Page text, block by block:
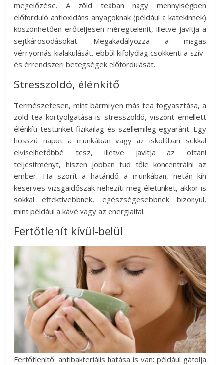
megelőzése. A zöld teában nagy mennyiségben
előforduló antioxidáns anyagoknak (például a katekinnek)
köszönhetően erőteljesen méregtelenít, illetve javítja a
sejtkárosodásokat. Megakadályozza a magas
vérnyomás kialakulását, ebből kifolyólag csökkenti a szív-
és érrendszeri betegségek előfordulását.
Stresszoldó, élénkítő
Természetesen, mint bármilyen más tea fogyasztása, a
zöld tea kortyolgatása is stresszoldó, viszont emellett
élénkíti testünket fizikailag és szellemileg egyaránt. Egy
hosszú napot a munkában vagy az iskolában sokkal
elviselhetőbbé tesz, illetve javítja az ottani
teljesítményt, hiszen jobban tud tőle koncentrálni az
ember. Ha szorít a határidő a munkában, netán kín
keserves vizsgaidőszak nehezíti meg életünket, akkor is
sokkal effektívebbnek, egészségesebbnek bizonyul,
mint például a kávé vagy az energiaital.
Fertőtlenít kívül-belül
Fertőtlenítő, antibakteriális hatása is van: például gátolja